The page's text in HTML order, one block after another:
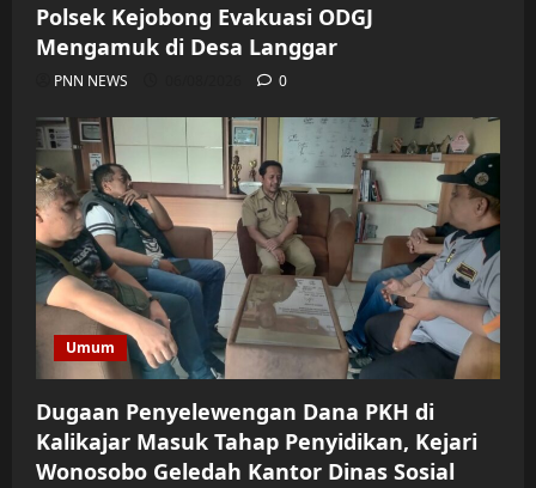
Polsek Kejobong Evakuasi ODGJ
Mengamuk di Desa Langgar
PNN NEWS 0
Umum
Dugaan Penyelewengan Dana PKH di
Kalikajar Masuk Tahap Penyidikan, Kejari
Wonosobo Geledah Kantor Dinas Sosial